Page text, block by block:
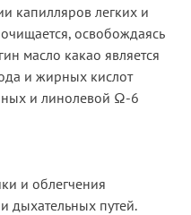
капилляров легких и
освобождаясь
масло какао является
и жирных кислот
и линолевой Ω-6
и облегчения
дыхательных путей.